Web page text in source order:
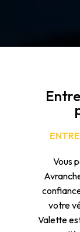
Vous
votre
Valette